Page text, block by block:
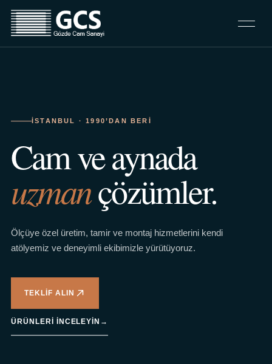
İSTANBUL · 1990’DAN BERI
Cam ve aynada
uzmançözümler.
Ölçüye özel üretim, tamir ve montaj hizmetlerini kendi
atölyemiz ve deneyimli ekibimizle yürütüyoruz.
TEKLIF ALIN
ÜRÜNLERI INCELEYIN →